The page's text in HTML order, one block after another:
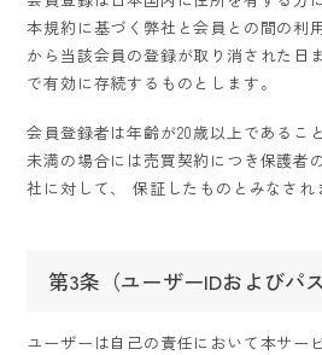
本規約に基づく弊社と会員との間の利
から当該会員の登録が取り消された日
で有効に存続するものとします。
会員登録者は年齢が20歳以上であるこ
未満の場合には売買契約につき保護者
社に対して、 保証したものとみなされ
第3条（ユーザーIDおよびパ
ユーザーは自己の責任において本サー